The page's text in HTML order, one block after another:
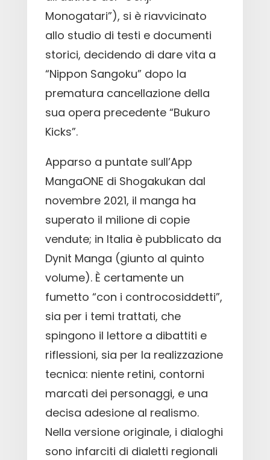
Monogatari”), si è riavvicinato
allo studio di testi e documenti
storici, decidendo di dare vita a
“Nippon Sangoku” dopo la
prematura cancellazione della
sua opera precedente “Bukuro
Kicks”.
Apparso a puntate sull’App
MangaONE di Shogakukan dal
novembre 2021, il manga ha
superato il milione di copie
vendute; in Italia è pubblicato da
Dynit Manga (giunto al quinto
volume). È certamente un
fumetto “con i controcosiddetti”,
sia per i temi trattati, che
spingono il lettore a dibattiti e
riflessioni, sia per la realizzazione
tecnica: niente retini, contorni
marcati dei personaggi, e una
decisa adesione al realismo.
Nella versione originale, i dialoghi
sono infarciti di dialetti regionali